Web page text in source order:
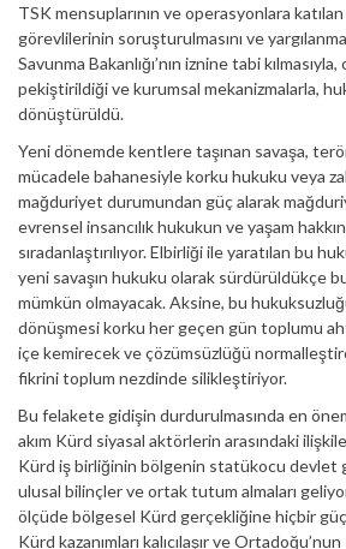
TSK mensuplarının ve operasyonlara
görevlilerinin soruşturulmasını ve
Savunma Bakanlığı’nın iznine tabi kılmasıyla,
pekiştirildiği ve kurumsal mekanizmalarla,
dönüştürüldü.
Yeni dönemde kentlere taşınan savaşa,
mücadele bahanesiyle korku hukuku veya
mağduriyet durumundan güç alarak
evrensel insancılık hukukun ve yaşam
sıradanlaştırılıyor. Elbirliği ile yaratılan bu
yeni savaşın hukuku olarak sürdürüldükçe
mümkün olmayacak. Aksine, bu
dönüşmesi korku her geçen gün toplumu
içe kemirecek ve çözümsüzlüğü
fikrini toplum nezdinde silikleştiriyor.
Bu felakete gidişin durdurulmasında en
akım Kürd siyasal aktörlerin arasındaki
Kürd iş birliğinin bölgenin statükocu devlet
ulusal bilinçler ve ortak tutum almaları
ölçüde bölgesel Kürd gerçekliğine hiçbir güç
Kürd kazanımları kalıcılaşır ve